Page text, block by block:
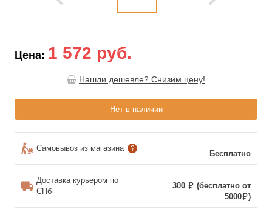
Цена: 1 572 руб.
Нашли дешевле? Снизим цену!
Нет в наличии
Самовывоз из магазина ?
Бесплатно
Доставка курьером по
СПб
300
(бесплатно от
5000
)